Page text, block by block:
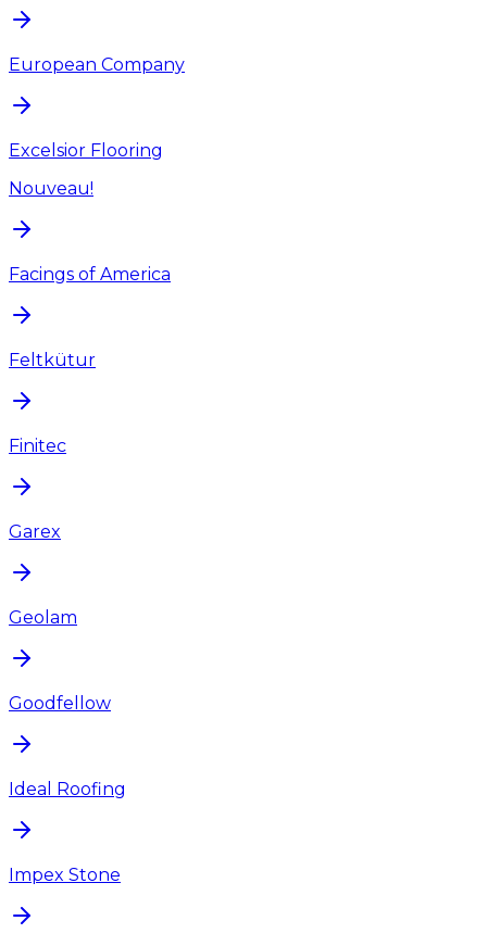
European Company
Excelsior Flooring
Nouveau!
Facings of America
Feltkütur
Finitec
Garex
Geolam
Goodfellow
Ideal Roofing
Impex Stone